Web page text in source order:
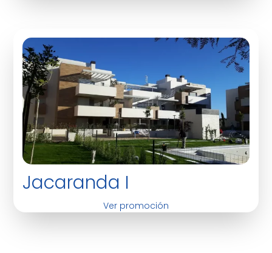
Jacaranda I
Ver promoción